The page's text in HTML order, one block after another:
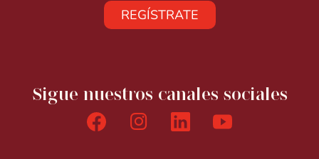
REGÍSTRATE
Sigue nuestros canales sociales